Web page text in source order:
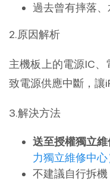
過去曾有摔落
2.原因解析
主機板上的電源IC
致電源供應中斷，讓
3.解決方法
送至授權獨立維
力獨立維修中心
不建議自行拆